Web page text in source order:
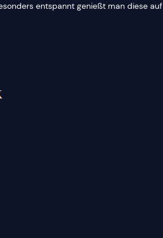
entspannt genießt man diese auf